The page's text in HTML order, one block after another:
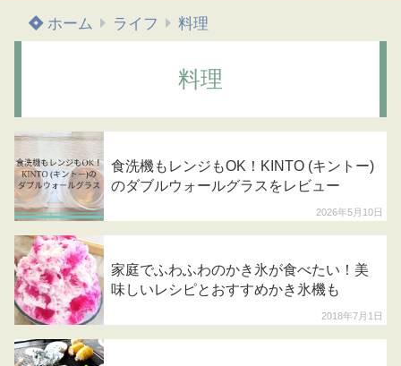
ホーム ライフ 料理
料理
2026年5月10日
食洗機もレンジもOK！KINTO (キントー)
のダブルウォールグラスをレビュー
2018年7月1日
家庭でふわふわのかき氷が食べたい！美
味しいレシピとおすすめかき氷機も